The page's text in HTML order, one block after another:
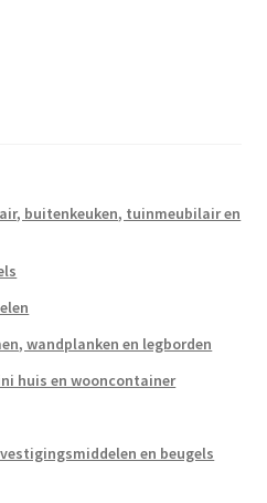
buitenkeuken, tuinmeubilair en
wandplanken en legborden
huis en wooncontainer
en beugels